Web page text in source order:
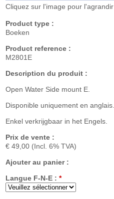
Cliquez sur l'image pour l'agrandir
Product type :
Boeken
Product reference :
M2801E
Description du produit :
Open Water Side mount E.
Disponible uniquement en anglais.
Enkel verkrijgbaar in het Engels.
Prix de vente :
€ 49,00 (Incl. 6% TVA)
Ajouter au panier :
Langue F-N-E : *